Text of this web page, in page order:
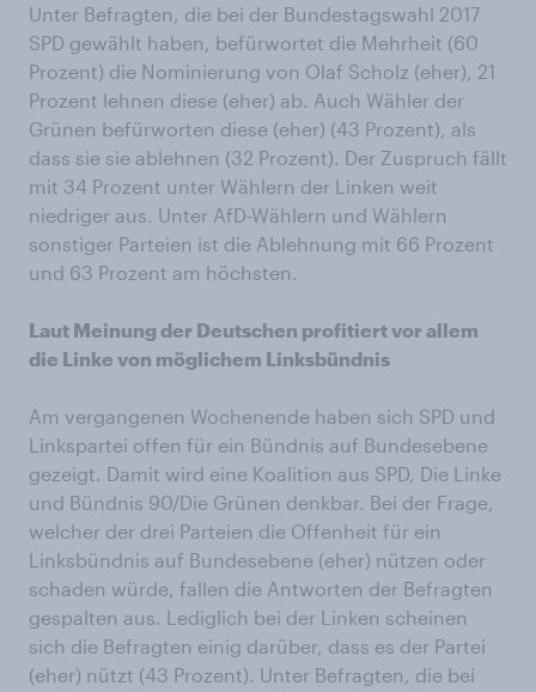
Unter Befragten, die bei der Bundestagswahl 2017
SPD gewählt haben, befürwortet die Mehrheit (60
Prozent) die Nominierung von Olaf Scholz (eher), 21
Prozent lehnen diese (eher) ab. Auch Wähler der
Grünen befürworten diese (eher) (43 Prozent), als
dass sie sie ablehnen (32 Prozent). Der Zuspruch fällt
mit 34 Prozent unter Wählern der Linken weit
niedriger aus. Unter AfD-Wählern und Wählern
sonstiger Parteien ist die Ablehnung mit 66 Prozent
und 63 Prozent am höchsten.
Laut Meinung der Deutschen profitiert vor allem
die Linke von möglichem Linksbündnis
Am vergangenen Wochenende haben sich SPD und
Linkspartei offen für ein Bündnis auf Bundesebene
gezeigt. Damit wird eine Koalition aus SPD, Die Linke
und Bündnis 90/Die Grünen denkbar. Bei der Frage,
welcher der drei Parteien die Offenheit für ein
Linksbündnis auf Bundesebene (eher) nützen oder
schaden würde, fallen die Antworten der Befragten
gespalten aus. Lediglich bei der Linken scheinen
sich die Befragten einig darüber, dass es der Partei
(eher) nützt (43 Prozent). Unter Befragten, die bei